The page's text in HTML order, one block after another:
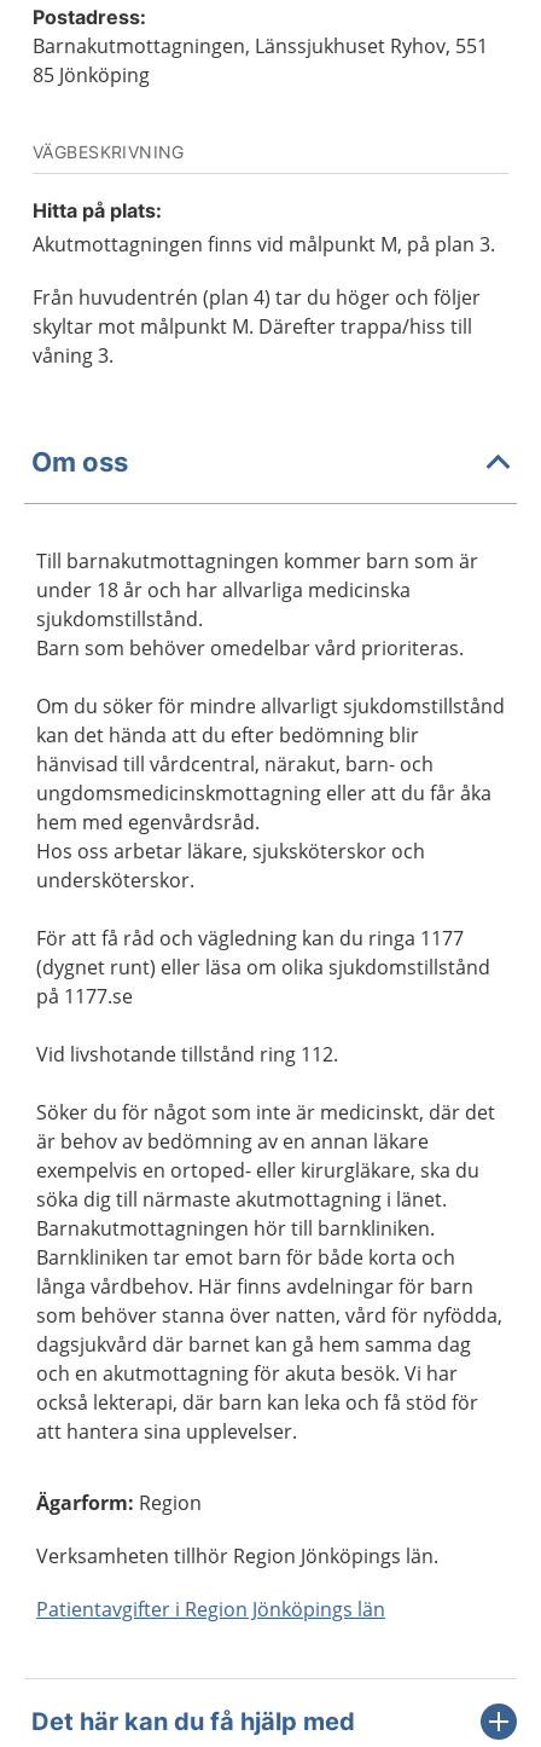
Postadress:
Barnakutmottagningen, Länssjukhuset Ryhov, 551
85 Jönköping
VÄGBESKRIVNING
Hitta på plats:
Akutmottagningen finns vid målpunkt M, på plan 3.
Från huvudentrén (plan 4) tar du höger och följer
skyltar mot målpunkt M. Därefter trappa/hiss till
våning 3.
Om oss
Till barnakutmottagningen kommer barn som är
under 18 år och har allvarliga medicinska
sjukdomstillstånd.
Barn som behöver omedelbar vård prioriteras.
Om du söker för mindre allvarligt sjukdomstillstånd
kan det hända att du efter bedömning blir
hänvisad till vårdcentral, närakut, barn- och
ungdomsmedicinskmottagning eller att du får åka
hem med egenvårdsråd.
Hos oss arbetar läkare, sjuksköterskor och
undersköterskor.
För att få råd och vägledning kan du ringa 1177
(dygnet runt) eller läsa om olika sjukdomstillstånd
på 1177.se
Vid livshotande tillstånd ring 112.
Söker du för något som inte är medicinskt, där det
är behov av bedömning av en annan läkare
exempelvis en ortoped- eller kirurgläkare, ska du
söka dig till närmaste akutmottagning i länet.
Barnakutmottagningen hör till barnkliniken.
Barnkliniken tar emot barn för både korta och
långa vårdbehov. Här finns avdelningar för barn
som behöver stanna över natten, vård för nyfödda,
dagsjukvård där barnet kan gå hem samma dag
och en akutmottagning för akuta besök. Vi har
också lekterapi, där barn kan leka och få stöd för
att hantera sina upplevelser.
Ägarform: Region
Verksamheten tillhör Region Jönköpings län.
Patientavgifter i Region Jönköpings län
Det här kan du få hjälp med